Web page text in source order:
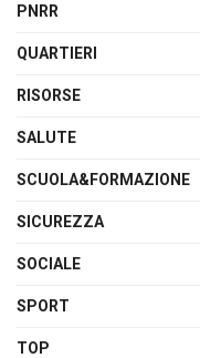
PNRR
QUARTIERI
RISORSE
SALUTE
SCUOLA&FORMAZIONE
SICUREZZA
SOCIALE
SPORT
TOP